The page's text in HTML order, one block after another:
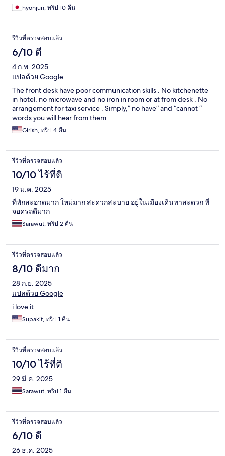
hyonjun, ทริป 10 คืน
รีวิวที่ตรวจสอบแล้ว
6/10 ดี
4 ก.พ. 2025
แปลด้วย Google
The front desk have poor communication skills . No kitchenette
in hotel, no microwave and no iron in room or at from desk . No
arrangement for taxi service . Simply,” no have” and “cannot “
words you will hear from them.
Girish, ทริป 4 คืน
รีวิวที่ตรวจสอบแล้ว
10/10 ไร้ที่ติ
19 ม.ค. 2025
ที่พักสะอาดมาก ใหม่มาก สะดวกสะบาย อยู่ในเมืองเดินทาสะดวก ที่
จอดรถดีมาก
Sarawut, ทริป 2 คืน
รีวิวที่ตรวจสอบแล้ว
8/10 ดีมาก
28 ก.ย. 2025
แปลด้วย Google
i love it .
Supakit, ทริป 1 คืน
รีวิวที่ตรวจสอบแล้ว
10/10 ไร้ที่ติ
29 มี.ค. 2025
Sarawut, ทริป 1 คืน
รีวิวที่ตรวจสอบแล้ว
6/10 ดี
26 ธ.ค. 2025